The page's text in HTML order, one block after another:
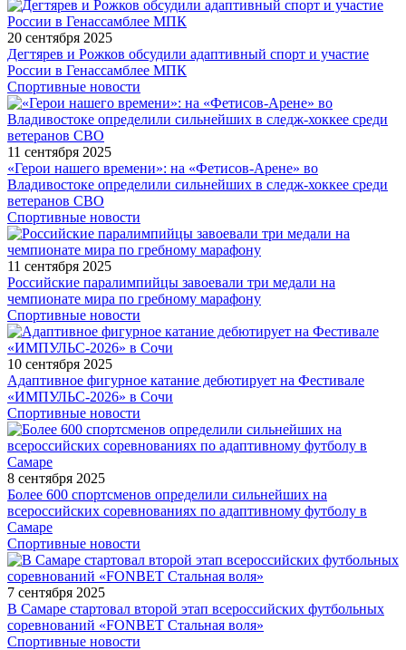
20 сентября 2025
Дегтярев и Рожков обсудили адаптивный спорт и участие
России в Генассамблее МПК
Спортивные новости
11 сентября 2025
«Герои нашего времени»: на «Фетисов-Арене» во
Владивостоке определили сильнейших в следж-хоккее среди
ветеранов СВО
Спортивные новости
11 сентября 2025
Российские паралимпийцы завоевали три медали на
чемпионате мира по гребному марафону
Спортивные новости
10 сентября 2025
Адаптивное фигурное катание дебютирует на Фестивале
«ИМПУЛЬС-2026» в Сочи
Спортивные новости
8 сентября 2025
Более 600 спортсменов определили сильнейших на
всероссийских соревнованиях по адаптивному футболу в
Самаре
Спортивные новости
7 сентября 2025
В Самаре стартовал второй этап всероссийских футбольных
соревнований «FONBET Стальная воля»
Спортивные новости